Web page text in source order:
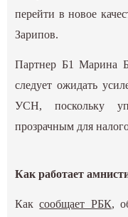
перейти в новое
Зарипов.
Партнер Б1 Марина
следует ожидать
УСН, поскольку
прозрачным для
Как работает
Каксообщает РБК,